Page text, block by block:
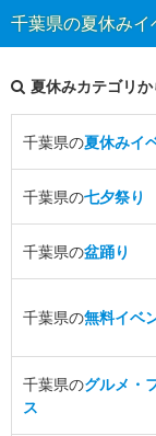
千葉県の夏休み
夏休みカテゴリ
千葉県の夏休みイ
千葉県の七夕祭り
千葉県の盆踊り
千葉県の無料イベ
千葉県のグルメ・
ス